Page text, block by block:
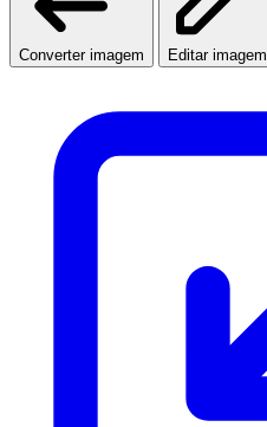
Converter imagem Editar imagem